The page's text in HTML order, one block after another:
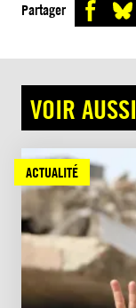
Partager
VOIR AUSSI
ACTUALITÉ